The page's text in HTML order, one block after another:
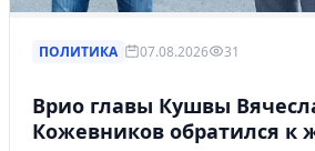
ПОЛИТИКА 07.08.2026 31
Врио главы Кушвы
Кожевников обратился к